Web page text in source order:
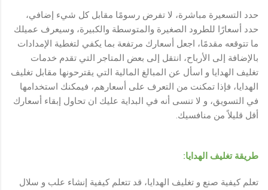
حدد التسعيرة مباشرة، لا تفرض رسومًا مقابل كل شيء إضافي،
حدد أسعارًا للطرود الصغيرة والمتوسطة والكبيرة، وسيعرف عميلك
ما تتوقعه مقدمًا، اجعل أسعارك مرتفعة بما يكفي لتغطية الإمدادات
بالإضافة إلى الأرباح، انتقل إلى بعض المتاجر التي تقدم خدمات
تغليف الهدايا و اسأل عن المبالغ المالية التي يقترحونها مقابل تغليف
الهدايا، فإذا تمكنت من التعرف على أسعارهم، فيمكنك استخدامها
في التسويق، و لا تنسى أنه في البداية عليك ان تحاول إبقاء أسعارك
أقل قليلاً من منافسيك.
طريقة تغليف الهدايا:
تعلم كيفية صنع و تغليف الهدايا، قد تتعلم كيفية إنشاء علب و سلال